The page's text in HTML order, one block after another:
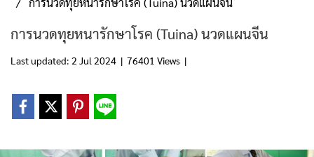
การนวดทุยหนารักษาโรค (Tuina) นวดแผนจีน
Last updated: 2 Jul 2024 | 76401 Views |